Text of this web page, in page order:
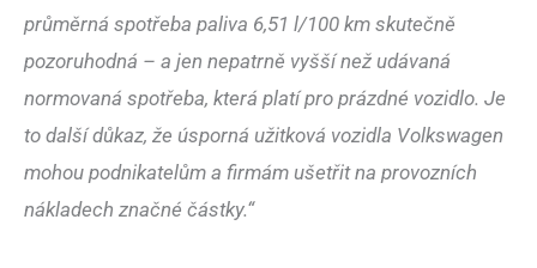
průměrná spotřeba paliva 6,51 l/100 km skutečně
pozoruhodná – a jen nepatrně vyšší než udávaná
normovaná spotřeba, která platí pro prázdné vozidlo. Je
to další důkaz, že úsporná užitková vozidla Volkswagen
mohou podnikatelům a firmám ušetřit na provozních
nákladech značné částky.“